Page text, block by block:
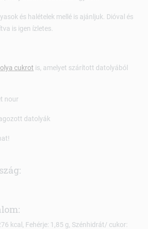
és halételek mellé is ajánljuk. Dióval és
is igen ízletes.
cukrot is, amelyet szárított datolyából
nour
datolyák
kcal, Fehérje: 1,85 g, Szénhidrát/ cukor: